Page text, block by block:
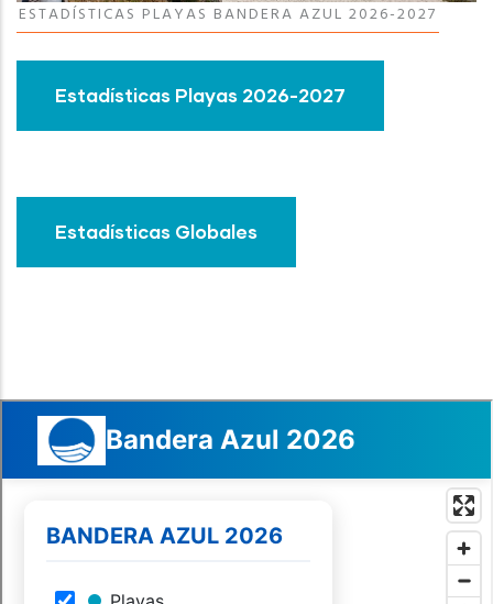
ESTADÍSTICAS PLAYAS BANDERA AZUL 2026-2027
Estadísticas Playas 2026-2027
Estadísticas Globales